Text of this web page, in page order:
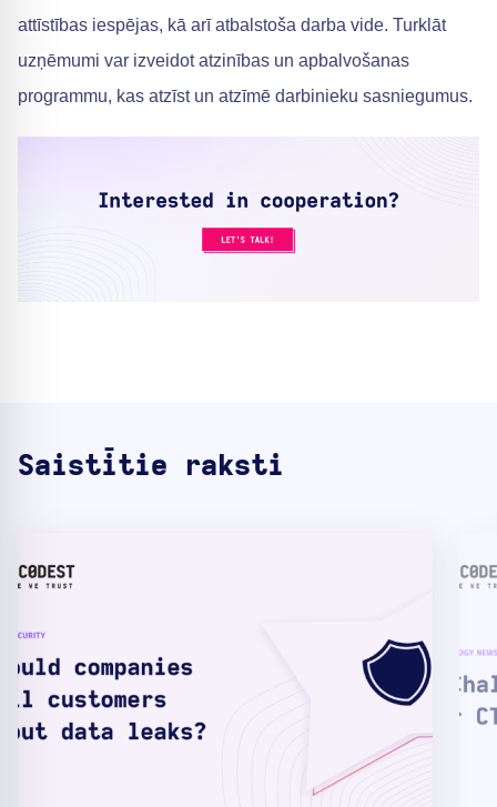
attīstības iespējas, kā arī atbalstoša darba vide. Turklāt
uzņēmumi var izveidot atzinības un apbalvošanas
programmu, kas atzīst un atzīmē darbinieku sasniegumus.
Saistītie raksti